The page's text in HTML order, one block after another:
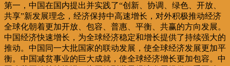
第一，中国在国内提出并实践了“创新、协调、绿色、开放、
共享”新发展理念，经济保持中高速增长，对外积极推动经济
全球化朝着更加开放、包容、普惠、平衡、共赢的方向发展。
中国经济快速增长，为全球经济稳定和增长提供了持续强大的
推动。中国同一大批国家的联动发展，使全球经济发展更加平
衡。中国减贫事业的巨大成就，使全球经济增长更加包容。中